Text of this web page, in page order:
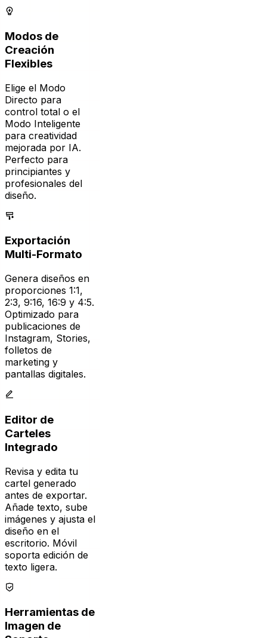
Modos de
Creación
Flexibles
Elige el Modo
control total o el
Modo Inteligente
para creatividad
mejorada por IA.
Perfecto para
principiantes y
profesionales del
diseño.
Exportación
Multi-Formato
Genera diseños en
2:3, 9:16, 16:9 y 4:5.
Optimizado para
publicaciones de
Instagram, Stories,
folletos de
marketing y
pantallas digitales.
Editor de
Carteles
Integrado
Revisa y edita tu
antes de exportar.
Añade texto, sube
imágenes y ajusta el
diseño en el
escritorio. Móvil
soporta edición de
texto ligera.
Herramientas de
Imagen de
Soporte